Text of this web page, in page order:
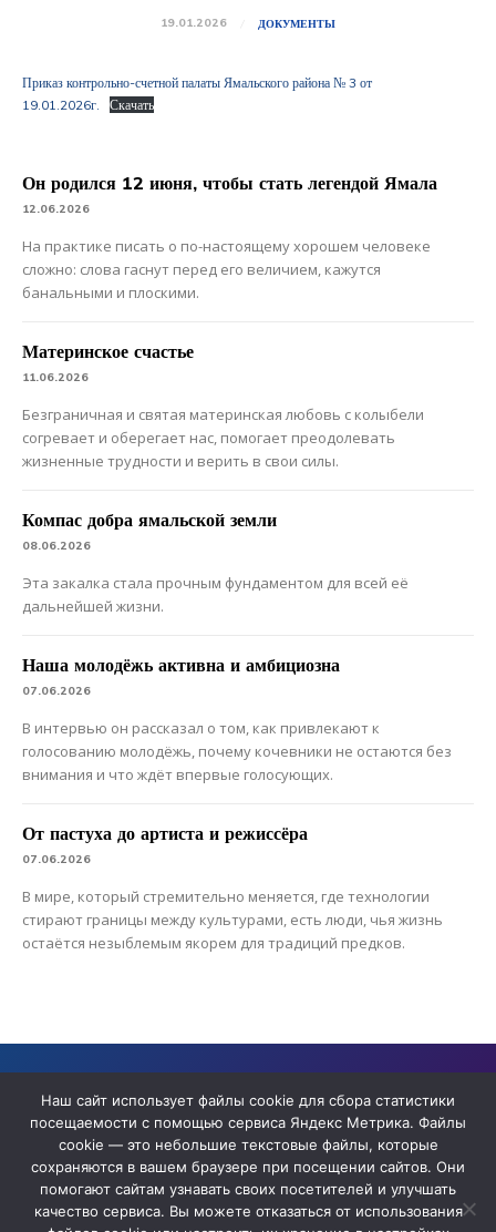
19.01.2026 ДОКУМЕНТЫ
Приказ контрольно-счетной палаты Ямальского района № 3 от
19.01.2026г.
Скачать
Он родился 12 июня, чтобы стать легендой Ямала
12.06.2026
На практике писать о по-настоящему хорошем человеке
сложно: слова гаснут перед его величием, кажутся
банальными и плоскими.
Материнское счастье
11.06.2026
Безграничная и святая материнская любовь с колыбели
согревает и оберегает нас, помогает преодолевать
жизненные трудности и верить в свои силы.
Компас добра ямальской земли
08.06.2026
Эта закалка стала прочным фундаментом для всей её
дальнейшей жизни.
Наша молодёжь активна и амбициозна
07.06.2026
В интервью он рассказал о том, как привлекают к
голосованию молодёжь, почему кочевники не остаются без
внимания и что ждёт впервые голосующих.
От пастуха до артиста и режиссёра
07.06.2026
В мире, который стремительно меняется, где технологии
стирают границы между культурами, есть люди, чья жизнь
остаётся незыблемым якорем для традиций предков.
прекратившего деятельность в качестве СМИ
Наш сайт использует файлы cookie для сбора статистики
посещаемости с помощью сервиса Яндекс Метрика. Файлы
cookie — это небольшие текстовые файлы, которые
сохраняются в вашем браузере при посещении сайтов. Они
помогают сайтам узнавать своих посетителей и улучшать
качество сервиса. Вы можете отказаться от использования